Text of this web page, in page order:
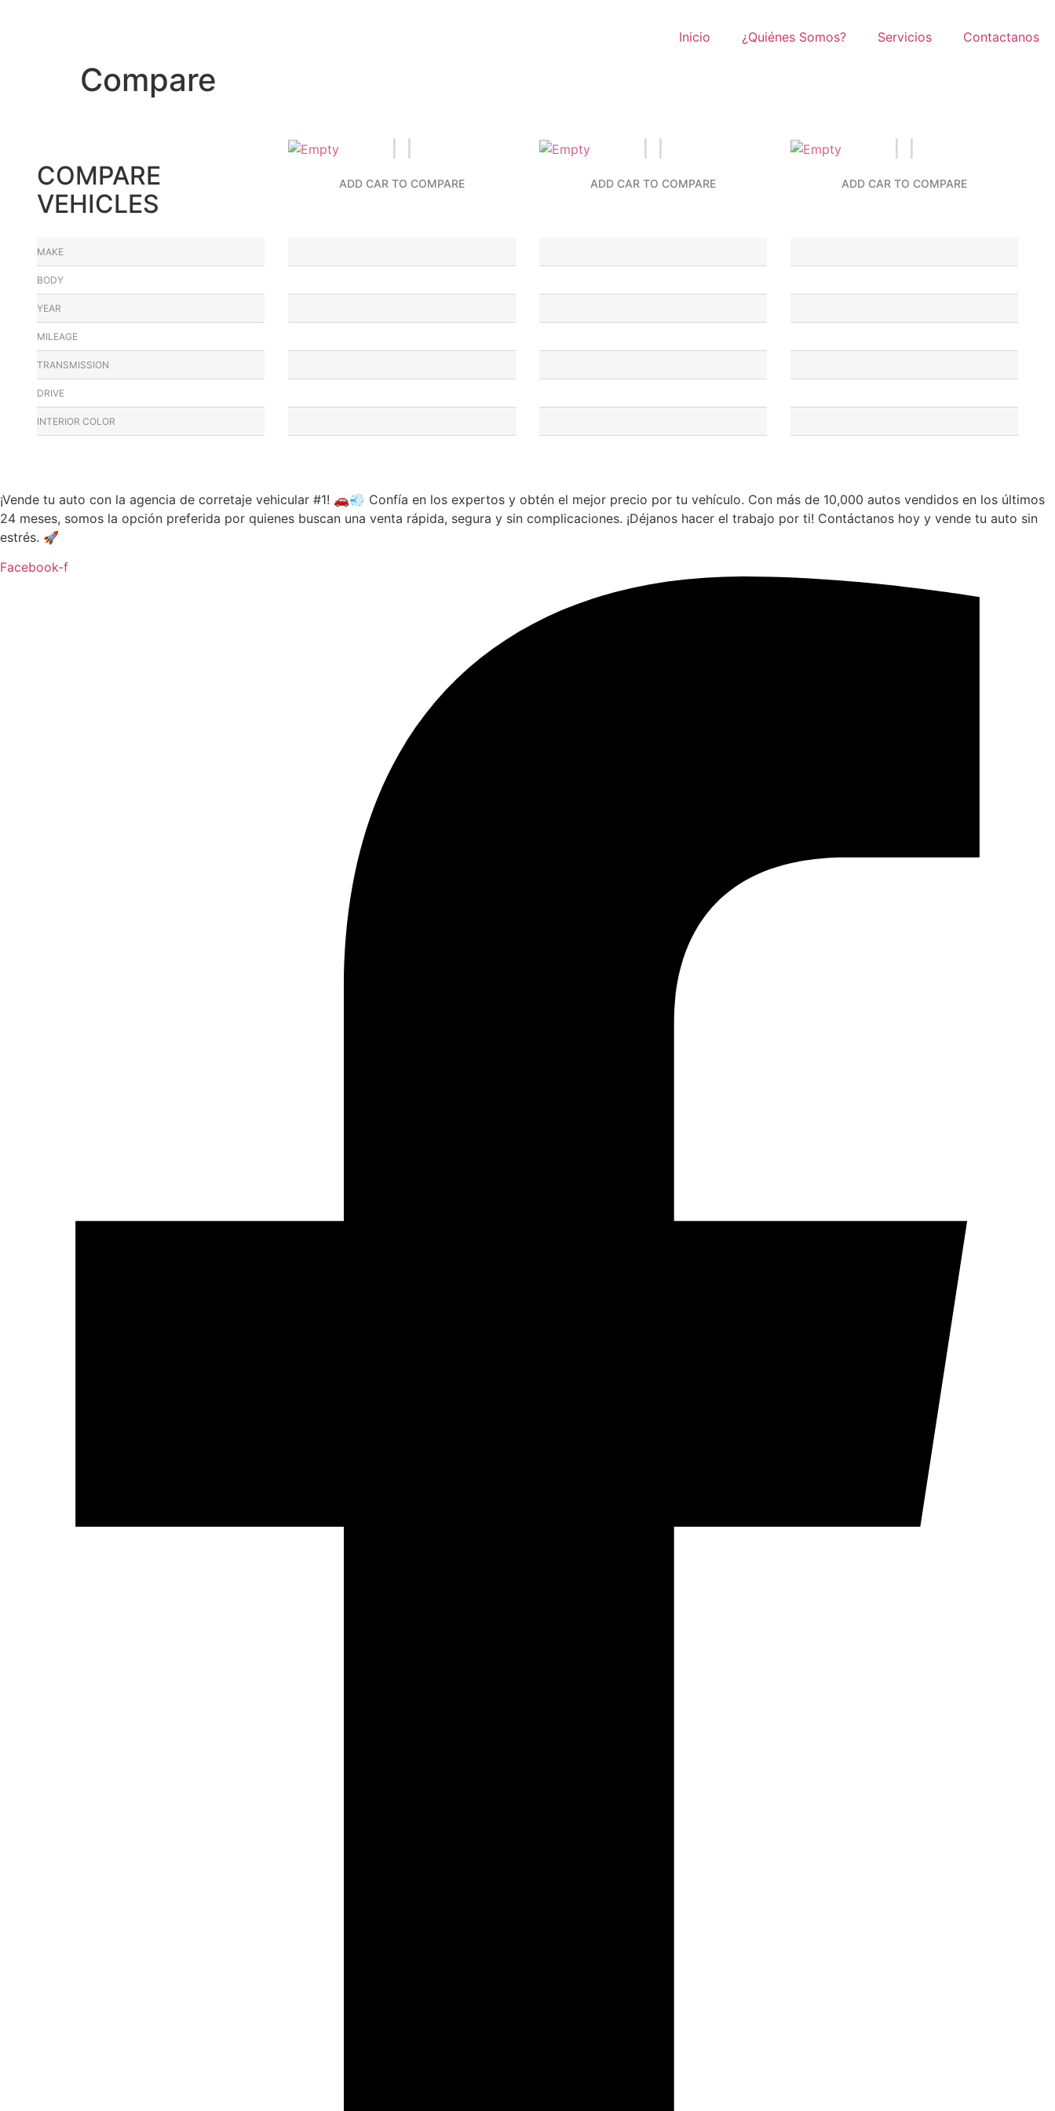
Inicio ¿Quiénes Somos? Servicios Contactanos
Compare
COMPARE
VEHICLES
ADD CAR TO COMPARE ADD CAR TO COMPARE ADD CAR TO COMPARE
MAKE
BODY
YEAR
MILEAGE
TRANSMISSION
DRIVE
INTERIOR COLOR
¡Vende tu auto con la agencia de corretaje vehicular #1! 🚗💨 Confía en los expertos y obtén el mejor precio por tu vehículo. Con más de 10,000 autos vendidos en los últimos
24 meses, somos la opción preferida por quienes buscan una venta rápida, segura y sin complicaciones. ¡Déjanos hacer el trabajo por ti! Contáctanos hoy y vende tu auto sin
estrés. 🚀
Facebook-f